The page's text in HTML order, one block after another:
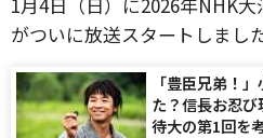
がついに放送スタートしました
「豊臣兄弟！
た？信長お忍
待大の第1回を